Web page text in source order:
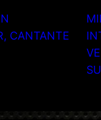
CANTANTE